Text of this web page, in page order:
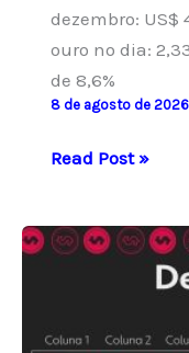
dezembro: US$
ouro no dia:
de 8,6%
8 de agosto de 2026
Ouro
alta
a
Read Post »